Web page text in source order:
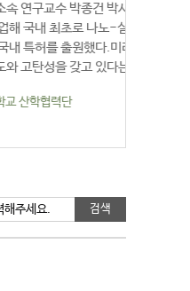
건양대 의료신소재학과 송기창
카 입자가 코팅된 탄소섬유
망한 첨단소재인 탄소섬유는
장점이 있어 토..
해주세요.